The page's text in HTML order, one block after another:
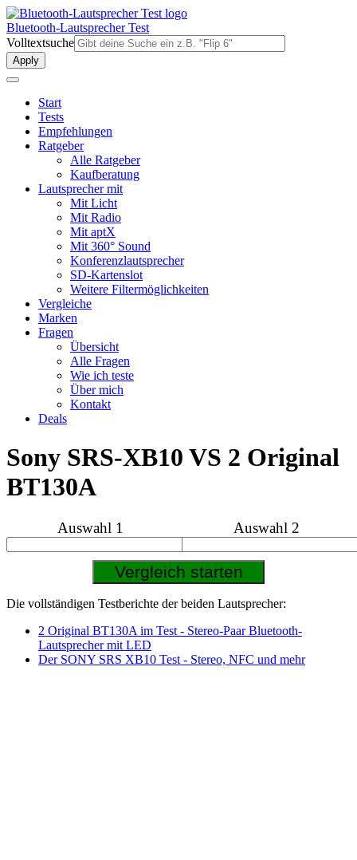
Direkt
zum
Inhalt
Bluetooth-Lautsprecher Test
Volltextsuche
Start
Tests
Empfehlungen
Ratgeber
Alle Ratgeber
Kaufberatung
Lautsprecher mit
Mit Licht
Mit Radio
Mit aptX
Mit 360° Sound
Konferenzlautsprecher
SD-Kartenslot
Weitere Filtermöglichkeiten
Vergleiche
Marken
Fragen
Übersicht
Alle Fragen
Wie ich teste
Über mich
Kontakt
Deals
Sony SRS-XB10 VS 2 Original
BT130A
Auswahl 1 Auswahl 2
Die vollständigen Testberichte der beiden Lautsprecher:
2 Original BT130A im Test - Stereo-Paar Bluetooth-
Lautsprecher mit LED
Der SONY SRS XB10 Test - Stereo, NFC und mehr